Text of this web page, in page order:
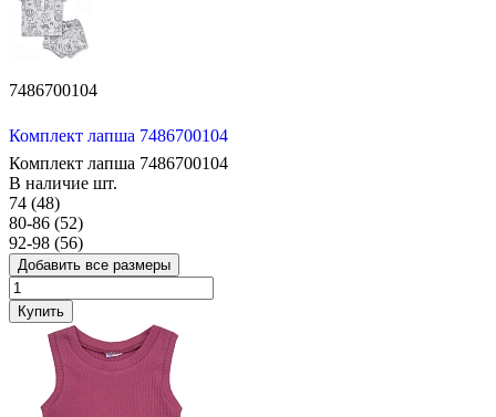
7486700104
Комплект лапша 7486700104
Комплект лапша 7486700104
В наличие шт.
74 (48)
80-86 (52)
92-98 (56)
Добавить все размеры
Купить